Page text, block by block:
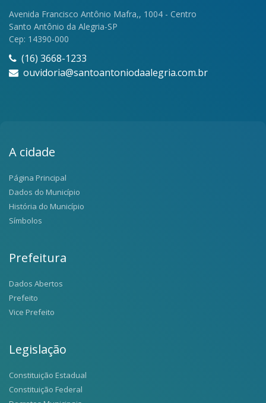
Avenida Francisco Antônio Mafra,, 1004 - Centro
Santo Antônio da Alegria-SP
Cep: 14390-000
(16) 3668-1233
ouvidoria@santoantoniodaalegria.com.br
A cidade
Página Principal
Dados do Município
História do Município
Símbolos
Prefeitura
Dados Abertos
Prefeito
Vice Prefeito
Legislação
Constituição Estadual
Constituição Federal